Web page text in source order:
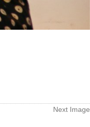
Next Image